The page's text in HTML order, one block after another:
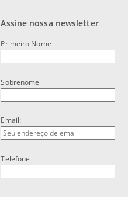
Assine nossa newsletter
Primeiro Nome
Sobrenome
Email:
Telefone